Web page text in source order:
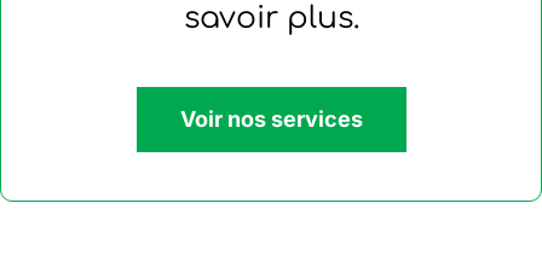
savoir plus.
Voir nos services